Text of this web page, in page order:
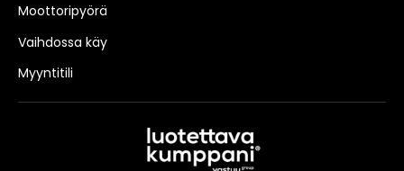
Moottoripyörä
Vaihdossa käy
Myyntitili